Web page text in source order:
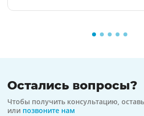
Остались вопросы?
Чтобы получить консультацию,
или позвоните нам